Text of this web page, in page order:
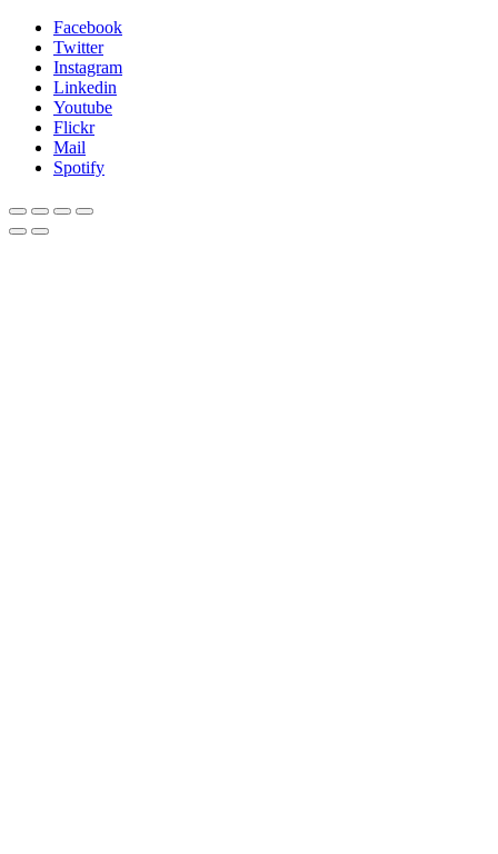
Facebook
Twitter
Instagram
Linkedin
Youtube
Flickr
Mail
Spotify